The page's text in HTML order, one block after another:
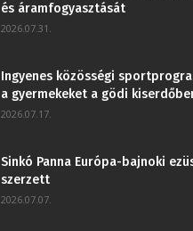
és áramfogyasztását
2026.07.31.
Ingyenes közösségi
a gyermekeket a gödi
2026.07.17.
Sinkó Panna Európa-bajnoki
szerzett
2026.07.07.